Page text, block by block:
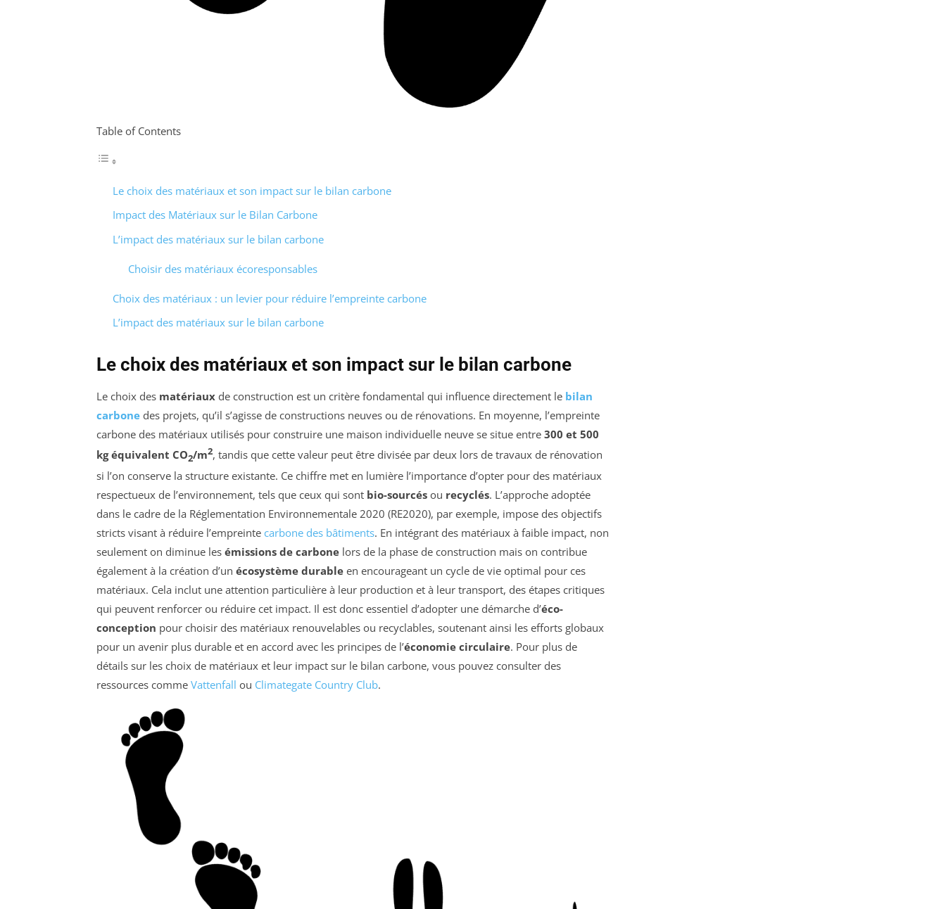
Table of Contents
Le choix des matériaux et son impact sur le bilan carbone
Impact des Matériaux sur le Bilan Carbone
L’impact des matériaux sur le bilan carbone
Choisir des matériaux écoresponsables
Choix des matériaux : un levier pour réduire l’empreinte carbone
L’impact des matériaux sur le bilan carbone
Le choix des matériaux et son impact sur le bilan carbone
Le choix des matériaux de construction est un critère fondamental qui influence directement le bilan
carbone des projets, qu’il s’agisse de constructions neuves ou de rénovations. En moyenne, l’empreinte
carbone des matériaux utilisés pour construire une maison individuelle neuve se situe entre 300 et 500
kg équivalent CO2/m2, tandis que cette valeur peut être divisée par deux lors de travaux de rénovation
si l’on conserve la structure existante. Ce chiffre met en lumière l’importance d’opter pour des matériaux
respectueux de l’environnement, tels que ceux qui sont bio-sourcés ou recyclés. L’approche adoptée
dans le cadre de la Réglementation Environnementale 2020 (RE2020), par exemple, impose des objectifs
stricts visant à réduire l’empreinte carbone des bâtiments. En intégrant des matériaux à faible impact, non
seulement on diminue les émissions de carbone lors de la phase de construction mais on contribue
également à la création d’un écosystème durable en encourageant un cycle de vie optimal pour ces
matériaux. Cela inclut une attention particulière à leur production et à leur transport, des étapes critiques
qui peuvent renforcer ou réduire cet impact. Il est donc essentiel d’adopter une démarche d’éco-
conception pour choisir des matériaux renouvelables ou recyclables, soutenant ainsi les efforts globaux
pour un avenir plus durable et en accord avec les principes de l’économie circulaire. Pour plus de
détails sur les choix de matériaux et leur impact sur le bilan carbone, vous pouvez consulter des
ressources comme Vattenfall ou Climategate Country Club.